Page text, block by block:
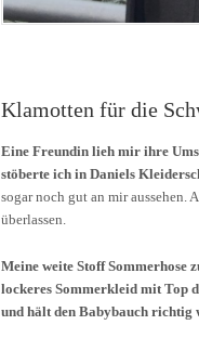
Klamotten für die
Eine Freundin lieh mir ihre
stöberte ich in Daniels
sogar noch gut an mir aussehen.
überlassen.
Meine weite Stoff Sommerhose
lockeres Sommerkleid mit Top
und hält den Babybauch richtig